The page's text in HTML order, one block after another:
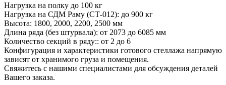
Нагрузка на полку до 100 кг
Нагрузка на СДМ Раму (СТ-012): до 900 кг
Высота: 1800, 2000, 2200, 2500 мм
Длина ряда (без штурвала): от 2073 до 6085 мм
Количество секций в ряду:: от 2 до 6
Конфигурация и характеристики готового стеллажа напрямую
зависят от хранимого груза и помещения.
Свяжитесь с нашими специалистами для обсуждения деталей
Вашего заказа.